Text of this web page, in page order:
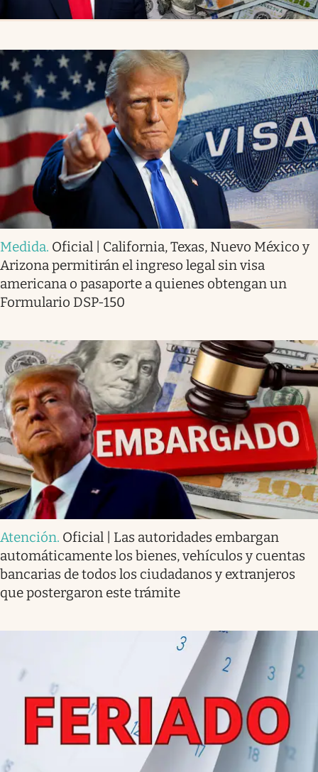
Medida. Oficial | California, Texas, Nuevo México y
Arizona permitirán el ingreso legal sin visa
americana o pasaporte a quienes obtengan un
Formulario DSP-150
Atención. Oficial | Las autoridades embargan
automáticamente los bienes, vehículos y cuentas
bancarias de todos los ciudadanos y extranjeros
que postergaron este trámite